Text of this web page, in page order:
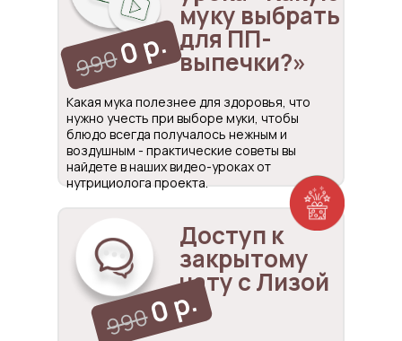
муку выбрать
для ПП-
выпечки?»
Какая мука полезнее для здоровья, что
нужно учесть при выборе муки, чтобы
блюдо всегда получалось нежным и
воздушным - практические советы вы
найдете в наших видео-уроках от
нутрициолога проекта.
Доступ к
закрытому
чату с Лизой
9900 р.
9900 р.